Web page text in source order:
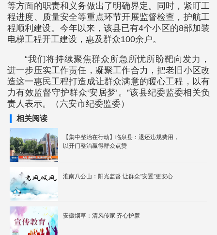
等方面的职责和义务做出了明确界定。同时，紧盯工
程进度、质量安全等重点环节开展监督检查，护航工
程顺利建设。今年以来，该县已有4个小区的8部加装
电梯工程开工建设，惠及群众100余户。
“我们将持续聚焦群众所急所忧所盼靶向发力，
进一步压实工作责任，凝聚工作合力，把老旧小区改
造这一惠民工程打造成让群众满意的暖心工程，以有
力有效监督守护群众‘安居梦’。”该县纪委监委相关负
责人表示。（六安市纪委监委）
相关阅读
【集中整治在行动】临泉县：退还违规费用，
以开门整治赢得群众点赞
淮南八公山：阳光监督 让群众“安置”更安心
安徽烟草：清风传家 齐心护廉